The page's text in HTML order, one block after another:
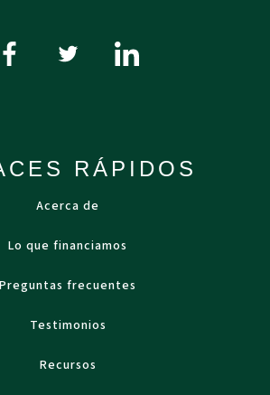
RÁPIDOS
Acerca de
Lo que financiamos
Preguntas frecuentes
Testimonios
Recursos